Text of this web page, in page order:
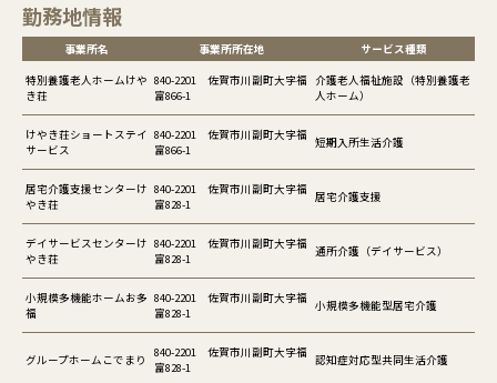
勤務地情報
事業所名 事業所所在地
サービス種類
特別養護老人ホームけや
き荘
840-2201 佐賀市川副町大字福
富866-1
介護老人福祉施設（特別養護老
人ホーム）
けやき荘ショートステイ
サービス
840-2201 佐賀市川副町大字福
富866-1
短期入所生活介護
居宅介護支援センターけ
やき荘
840-2201 佐賀市川副町大字福
富828-1
居宅介護支援
デイサービスセンターけ
やき荘
840-2201 佐賀市川副町大字福
富828-1
通所介護（デイサービス）
小規模多機能ホームお多
福
840-2201 佐賀市川副町大字福
富828-1
小規模多機能型居宅介護
グループホームこでまり
840-2201 佐賀市川副町大字福
富828-1
認知症対応型共同生活介護